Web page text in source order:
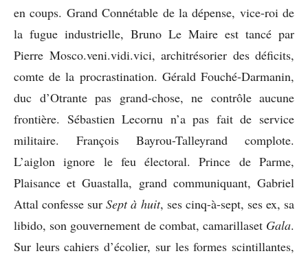
en coups. Grand Connétable de la dépense, vice-roi de
la fugue industrielle, Bruno Le Maire est tancé par
Pierre Mosco.veni.vidi.vici, architrésorier des déficits,
comte de la procrastination. Gérald Fouché-Darmanin,
duc d’Otrante pas grand-chose, ne contrôle aucune
frontière. Sébastien Lecornu n’a pas fait de service
militaire. François Bayrou-Talleyrand complote.
L’aiglon ignore le feu électoral. Prince de Parme,
Plaisance et Guastalla, grand communiquant, Gabriel
Attal confesse surSept à huit, ses cinq-à-sept, ses ex, sa
libido, son gouvernement de combat, camarillasetGala.
Sur leurs cahiers d’écolier, sur les formes scintillantes,